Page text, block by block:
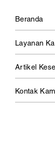
Beranda
Layanan
Artikel
Kontak